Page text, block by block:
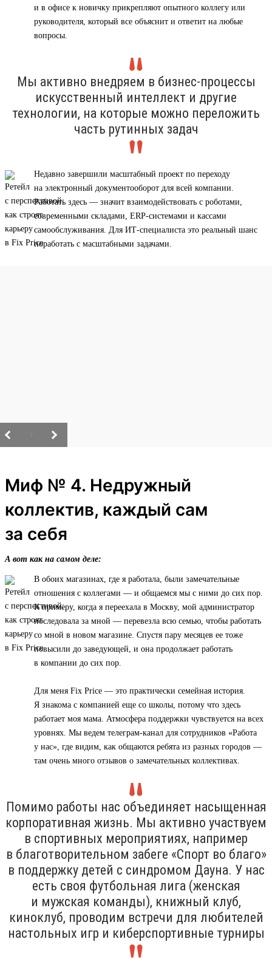
и в офисе к новичку прикрепляют опытного коллегу или
руководителя, который все объяснит и ответит на любые
вопросы.
Мы активно внедряем в бизнес-процессы
искусственный интеллект и другие
технологии, на которые можно переложить
часть рутинных задач
Недавно завершили масштабный проект по переходу
на электронный документооборот для всей компании.
Работать здесь — значит взаимодействовать с роботами,
современными складами, ERP-системами и кассами
самообслуживания. Для ИТ-специалиста это реальный шанс
поработать с масштабными задачами.
Миф № 4. Недружный
коллектив, каждый сам
за себя
А вот как на самом деле:
В обоих магазинах, где я работала, были замечательные
отношения с коллегами — и общаемся мы с ними до сих пор.
К примеру, когда я переехала в Москву, мой администратор
последовала за мной — перевезла всю семью, чтобы работать
со мной в новом магазине. Спустя пару месяцев ее тоже
повысили до заведующей, и она продолжает работать
в компании до сих пор.
Для меня Fix Price — это практически семейная история.
Я знакома с компанией еще со школы, потому что здесь
работает моя мама. Атмосфера поддержки чувствуется на всех
уровнях. Мы ведем телеграм-канал для сотрудников «Работа
у нас», где видим, как общаются ребята из разных городов —
там очень много отзывов о замечательных коллективах.
Помимо работы нас объединяет насыщенная
корпоративная жизнь. Мы активно участвуем
в спортивных мероприятиях, например
в благотворительном забеге «Спорт во благо»
в поддержку детей с синдромом Дауна. У нас
есть своя футбольная лига (женская
и мужская команды), книжный клуб,
киноклуб, проводим встречи для любителей
настольных игр и киберспортивные турниры